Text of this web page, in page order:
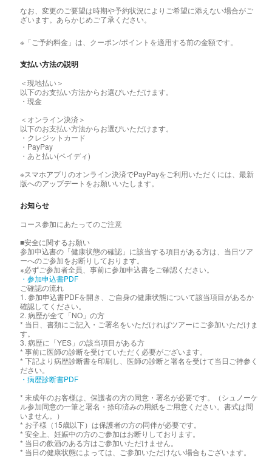
なお、変更のご要望は時期や予約状況によりご希望に添えない場合がご
ざいます。あらかじめご了承ください。
※「ご予約料金」は、クーポン/ポイントを適用する前の金額です。
支払い方法の説明
＜現地払い＞
以下のお支払い方法からお選びいただけます。
・現金
＜オンライン決済＞
以下のお支払い方法からお選びいただけます。
・クレジットカード
・PayPay
・あと払い(ペイディ)
※スマホアプリのオンライン決済でPayPayをご利用いただくには、最新
版へのアップデートをお願いいたします。
お知らせ
コース参加にあたってのご注意
■安全に関するお願い
参加申込書の「健康状態の確認」に該当する項目がある方は、当日ツア
ーへのご参加をお断りしております。
※必ずご参加者全員、事前に参加申込書をご確認ください。
・参加申込書PDF
ご確認の流れ
1. 参加申込書PDFを開き、ご自身の健康状態について該当項目があるか
確認してください。
2. 病歴が全て「NO」の方
* 当日、書類にご記入・ご署名をいただければツアーにご参加いただけま
す。
3. 病歴に「YES」の該当項目がある方
* 事前に医師の診断を受けていただく必要がございます。
* 下記より病歴診断書を印刷し、医師の診断と署名を受けて当日ご持参く
ださい。
・病歴診断書PDF
* 未成年のお客様は、保護者の方の同意・署名が必要です。（シュノーケ
ル参加同意の一筆と署名・捺印済みの用紙をご用意ください。書式は問
いません。）
* お子様（15歳以下）は保護者の方の同伴が必要です。
* 安全上、妊娠中の方のご参加はお断りしております。
* 当日の飲酒のある方はご参加いただけません。
* 当日の健康状態によっては、ご参加いただけない場合もございます。